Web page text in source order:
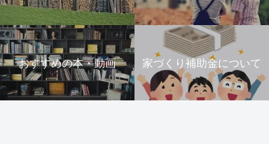
おすすめの本・動画 家づくり補助金について